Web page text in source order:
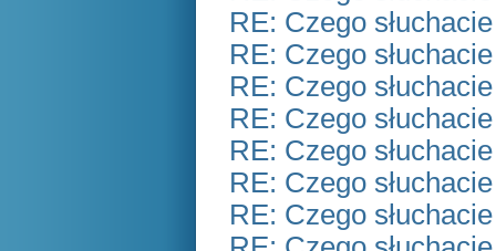
RE: Czego
RE: Czego
RE: Czego
RE: Czego
RE: Czego
RE: Czego
RE: Czego